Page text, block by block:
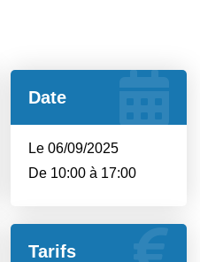
Date
Le 06/09/2025
De 10:00 à 17:00
Tarifs